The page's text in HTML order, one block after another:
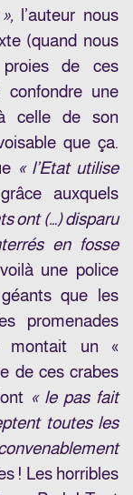
l’auteur nous
(quand nous
de ces
une
celle de son
que ça.
« l’Etat utilise
auxquels
ont (…) disparu
en fosse
une police
que les
promenades
montait un «
de ces crabes
« le pas fait
toutes les
! Les horribles